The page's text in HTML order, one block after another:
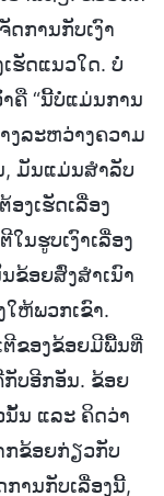
ດການກັບເງົາ
ຮັດແນວໃດ. ບໍ່
ຄື “ນີ້ບໍ່ແມ່ນການ
ງລະຫວ່າງຄວາມ
, ມັນແມ່ນສໍາລັບ
ງເຮັດເລື່ອງ
ນຮູບເງົາເລື່ອງ
ຂ້ອຍສົ່ງສໍາເນົາ
ໃຫ້ພວກເຂົາ.
ຕີຂອງຂ້ອຍມີພື້ນທີ່
ກັບອີກອັນ. ຂ້ອຍ
ນັ້ນ ແລະ ຄິດວ່າ
ກຂ້ອຍກ່ຽວກັບ
ານກັບເລື່ອງນີ້,